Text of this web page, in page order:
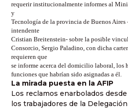
requerir institucionalmente informes al
y
Tecnología de la provincia de Buenos Aires
intendente
Cristian Breitenstein- sobre la posible
Consorcio, Sergio Paladino, con dicha
requieren que
se informe acerca del domicilio laboral, los
funciones que habrían sido asignadas a él.
La mirada puesta en la AFIP
Los reclamos enarbolados
los trabajadores de la